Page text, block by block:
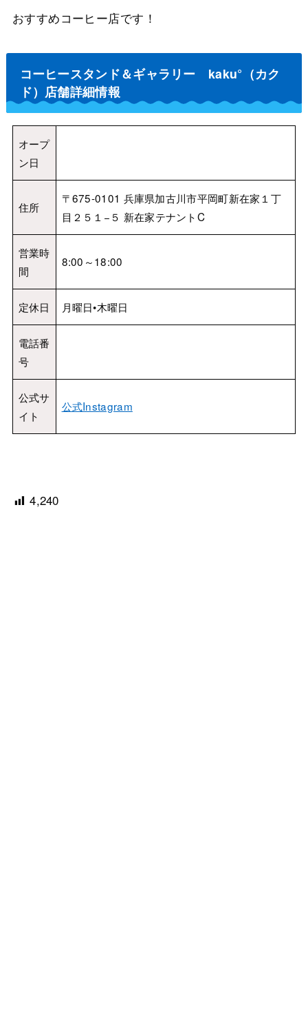
おすすめコーヒー店です！
コーヒースタンド＆ギャラリー kaku°（カク
ド）店舗詳細情報
オープ
ン日
住所
〒675-0101 兵庫県加古川市平岡町新在家１丁
目２５１−５ 新在家テナントC
営業時
間
8:00～18:00
定休日 月曜日•木曜日
電話番
号
公式サ
イト
公式Instagram
4,240